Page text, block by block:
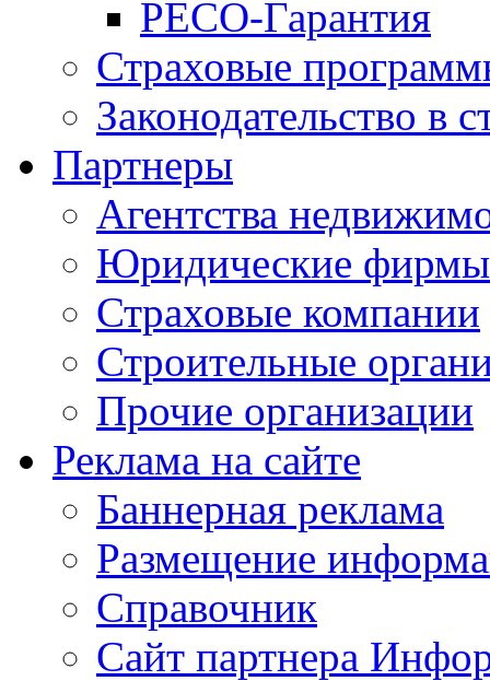
РЕСО-Гарантия
Страховые
Законодательство в
Партнеры
Агентства
Юридические фирмы
Страховые компании
Строительные
Прочие организации
Реклама на сайте
Баннерная реклама
Размещение
Справочник
Сайт партнера